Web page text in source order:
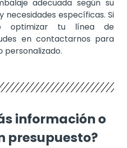
adecuada según su
necesidades específicas. Si
optimizar tu línea de
en contactarnos para
personalizado.
información o
presupuesto?